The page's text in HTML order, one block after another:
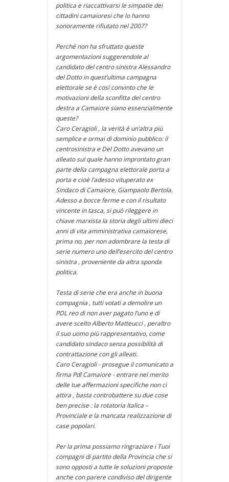
politica e riaccattivarsi le simpatie dei
cittadini camaioresi che lo hanno
sonoramente rifiutato nel 2007?
Perché non ha sfruttato queste
argomentazioni suggerendole al
candidato del centro sinistra Alessandro
del Dotto in quest’ultima campagna
elettorale se è così convinto che le
motivazioni della sconfitta del centro
destra a Camaiore siano essenzialmente
queste?
Caro Ceragioli , la verità è un’altra più
semplice e ormai di dominio pubblico: il
centrosinistra e Del Dotto avevano un
alleato sul quale hanno improntato gran
parte della campagna elettorale porta a
porta e cioè l’adesso vituperato ex
Sindaco di Camaiore, Giampaolo Bertola.
Adesso a bocce ferme e con il risultato
vincente in tasca, si può rileggere in
chiave marxista la storia degli ultimi dieci
anni di vita amministrativa camaiorese,
prima no, per non adombrare la testa di
serie numero uno dell’esercito del centro
sinistra , proveniente da altra sponda
politica.
Testa di serie che era anche in buona
compagnia , tutti votati a demolire un
PDL reo di non aver pagato l’uno e di
avere scelto Alberto Matteucci , peraltro
il suo uomo più rappresentativo, come
candidato sindaco senza possibilità di
contrattazione con gli alleati.
Caro Ceragioli - prosegue il comunicato a
firma Pdl Camaiore - entrare nel merito
delle tue affermazioni specifiche non ci
attira , basta controbattere su due cose
ben precise : la rotatoria Italica –
Provinciale e la mancata realizzazione di
case popolari.
Per la prima possiamo ringraziare i Tuoi
compagni di partito della Provincia che si
sono opposti a tutte le soluzioni proposte
anche con parere condiviso del dirigente